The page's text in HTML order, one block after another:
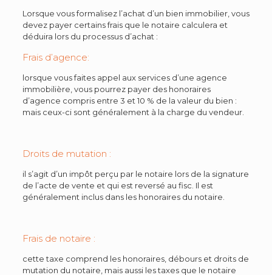
Lorsque vous formalisez l’achat d’un bien immobilier, vous
devez payer certains frais que le notaire calculera et
déduira lors du processus d’achat :
Frais d’agence:
lorsque vous faites appel aux services d’une agence
immobilière, vous pourrez payer des honoraires
d’agence compris entre 3 et 10 % de la valeur du bien :
mais ceux-ci sont généralement à la charge du vendeur.
Droits de mutation :
il s’agit d’un impôt perçu par le notaire lors de la signature
de l’acte de vente et qui est reversé au fisc. Il est
généralement inclus dans les honoraires du notaire.
Frais de notaire :
cette taxe comprend les honoraires, débours et droits de
mutation du notaire, mais aussi les taxes que le notaire